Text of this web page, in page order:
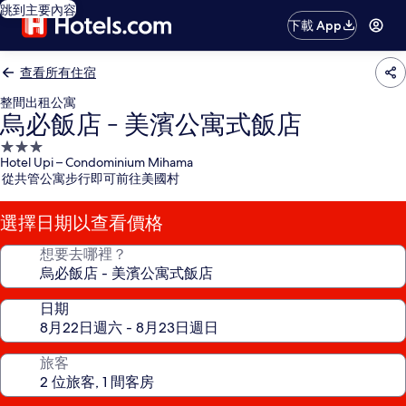
跳到主要內容
下載 App
查看所有住宿
整間出租公寓
烏必飯店 - 美濱公寓式飯店
3.0
星
級
住
宿
Hotel Upi – Condominium Mihama
從共管公寓步行即可前往美國村
選擇日期以查看價格
想要去哪裡？
日期
旅客